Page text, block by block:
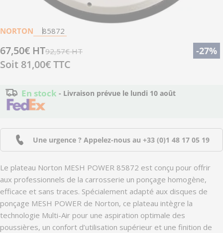
NORTON 85872
Prix
vente
67,50€ HT
Prix
92,57€ HT -27%
Soit 81,00€TTC
En stock - Livraison prévue le lundi 10 août
Une urgence ? Appelez-nous au +33 (0)1 48 17 05 19
Le plateau Norton MESH POWER 85872 est conçu pour offrir
aux professionnels de la carrosserie un ponçage homogène,
efficace et sans traces. Spécialement adapté aux disques de
ponçage MESH POWER de Norton, ce plateau intègre la
technologie Multi-Air pour une aspiration optimale des
poussières, un confort d’utilisation supérieur et une finition de